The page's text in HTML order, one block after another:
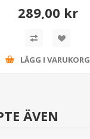
289,00 kr
LÄGG I VARUKORG
ÄVEN